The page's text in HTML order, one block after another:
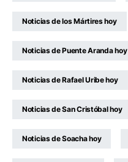
Noticias de los Mártires hoy
Noticias de Puente Aranda hoy
Noticias de Rafael Uribe hoy
Noticias de San Cristóbal hoy
Noticias de Soacha hoy